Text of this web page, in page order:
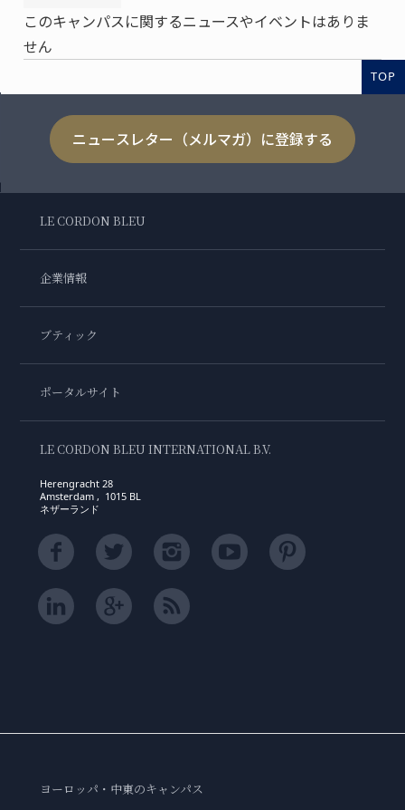
このキャンパスに関するニュースやイベントはありま
せん
TOP
ニュースレター（メルマガ）に登録する
LE CORDON BLEU
企業情報
ブティック
ポータルサイト
LE CORDON BLEU INTERNATIONAL B.V.
Herengracht 28
Amsterdam , 1015 BL
ネザーランド
ヨーロッパ・中東のキャンパス